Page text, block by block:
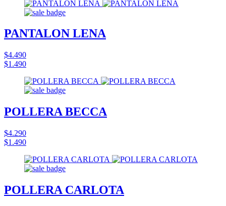
PANTALON LENA
$4.490
$1.490
POLLERA BECCA
$4.290
$1.490
POLLERA CARLOTA